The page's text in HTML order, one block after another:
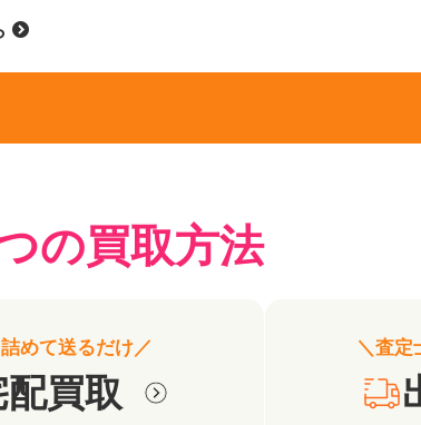
の買取方法
めて送るだけ／
買取
＼査定